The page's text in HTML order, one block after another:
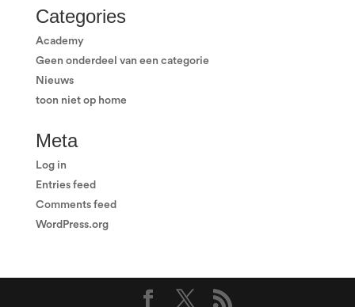
Categories
Academy
Geen onderdeel van een categorie
Nieuws
toon niet op home
Meta
Log in
Entries feed
Comments feed
WordPress.org